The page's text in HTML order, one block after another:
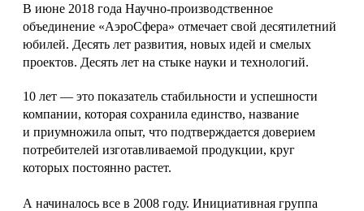
В июне 2018 года Научно-производственное
объединение «АэроСфера» отмечает свой десятилетний
юбилей. Десять лет развития, новых идей и смелых
проектов. Десять лет на стыке науки и технологий.
10 лет — это показатель стабильности и успешности
компании, которая сохранила единство, название
и приумножила опыт, что подтверждается доверием
потребителей изготавливаемой продукции, круг
которых постоянно растет.
А начиналось все в 2008 году. Инициативная группа